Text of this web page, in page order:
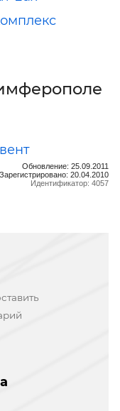
Обновление: 25.09.2011
Зарегистрировано: 20.04.2010
Идентификатор: 4057